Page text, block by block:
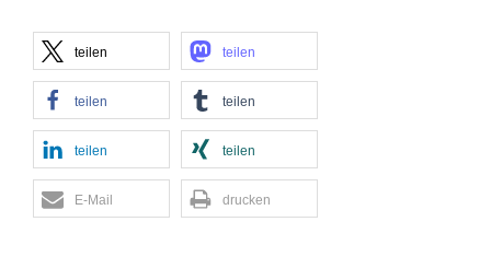
teilen teilen
teilen teilen
teilen teilen
E-Mail drucken